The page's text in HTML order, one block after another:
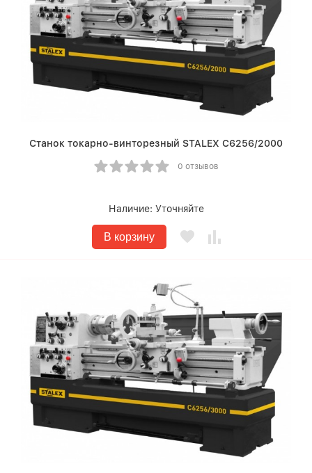
Станок токарно-винторезный STALEX C6256/2000
0 отзывов
Наличие: Уточняйте
В корзину